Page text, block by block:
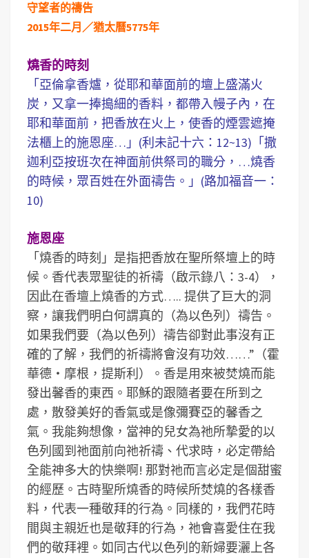
守望者的禱告
2015年二月／猶太曆5775年
燒香的時刻
「亞倫拿香爐，從耶和華面前的壇上盛滿火
炭，又拿一捧搗細的香料，都帶入幔子內，在
耶和華面前，把香放在火上，使香的煙雲遮掩
法櫃上的施恩座…」(利未記十六：12~13)「撒
迦利亞按班次在神面前供祭司的職分，…燒香
的時候，眾百姓在外面禱告。」(路加福音一：
10)
施恩座
「燒香的時刻」是指把香放在聖所祭壇上的時
候。香代表眾聖徒的祈禱（啟示錄八：3-4），
因此在香壇上燒香的方式….. 提供了巨大的洞
察，讓我們明白何謂真的（為以色列）禱告。
如果我們要（為以色列）禱告卻對此事沒有正
確的了解，我們的祈禱將會沒有功效……”（霍
華德‧摩根，提斯利）。香是用來被焚燒而能
發出馨香的東西。耶穌的跟隨者要在所到之
處，散發美好的香氣或是像彌賽亞的馨香之
氣。我能夠想像，當神的兒女為祂所摯愛的以
色列國到祂面前向祂祈禱、代求時，必定帶給
全能神多大的快樂啊! 那對祂而言必定是個甜蜜
的經歷。古時聖所燒香的時候所焚燒的各樣香
料，代表一種敬拜的行為。同樣的，我們花時
間與主親近也是敬拜的行為，祂會喜愛住在我
們的敬拜裡。如同古代以色列的新婦要灑上各